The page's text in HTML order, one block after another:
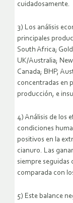
cuidadosamente.
3) Los análisis
principales
South Africa;
UK/Australia;
Canada; BHP,
concentradas en
producción, e
4) Análisis de los
condiciones
positivos en la
cianuro. Las
siempre seguidas
comparada con
5) Este balance